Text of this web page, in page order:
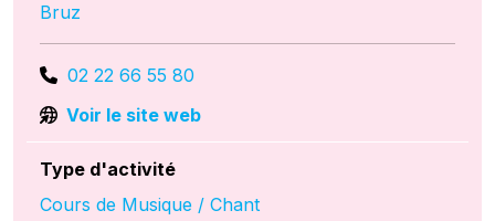
Bruz
02 22 66 55 80
Voir le site web
Type d'activité
Cours de Musique / Chant